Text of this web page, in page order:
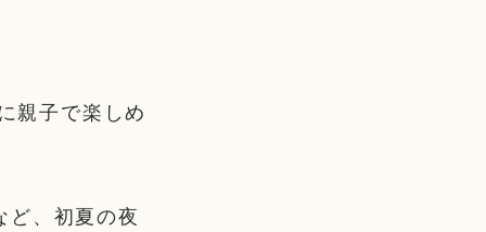
親子で楽しめ
ど、初夏の夜